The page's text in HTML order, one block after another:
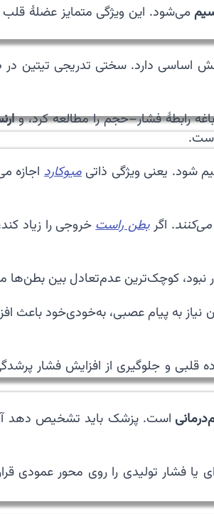
می‌شود. این ویژگی متمایز عضلهٔ
اساسی دارد. سختی تدریجی تیتین
رابطهٔ فشار–حجم را مطالعه کرد، و
شود. یعنی ویژگی ذاتیمیوکارد
. اگربطن راستخروجی را زیاد
نبود، کوچک‌ترین عدم‌تعادل بین
نیاز به پیام عصبی، به‌خودی‌خود
و جلوگیری از افزایش فشار
است. پزشک باید تشخیص دهد
فشار تولیدی را روی محور عمودی